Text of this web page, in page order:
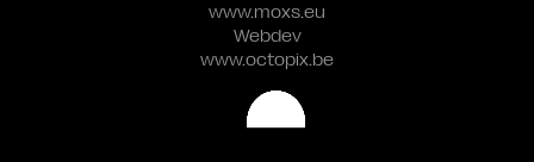
www.moxs.eu
Webdev
www.octopix.be